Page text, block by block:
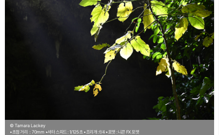
© Tamara Lackey
•초점 거리：70mm •셔터 스피드 : 1/125초 •조리개 : f/4 •포맷 : 니콘 FX 포맷